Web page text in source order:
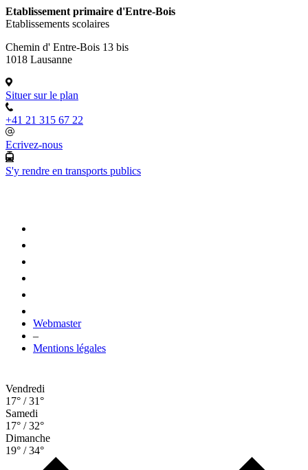
Etablissement primaire d'Entre-Bois
Etablissements scolaires
Chemin d' Entre-Bois 13 bis
1018 Lausanne
Situer sur le plan
+41 21 315 67 22
Ecrivez-nous
S'y rendre en transports publics
Webmaster
–
Mentions légales
Vendredi
17° / 31°
Samedi
17° / 32°
Dimanche
19° / 34°